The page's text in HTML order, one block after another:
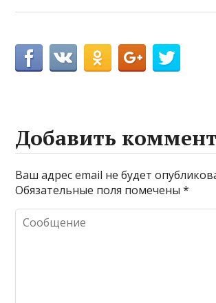
Добавить
Ваш адрес email не будет
Обязательные поля помечены*